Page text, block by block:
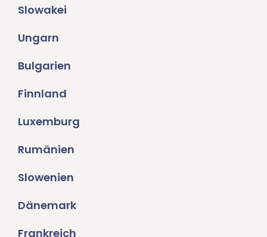
Slowakei
Ungarn
Bulgarien
Finnland
Luxemburg
Rumänien
Slowenien
Dänemark
Frankreich